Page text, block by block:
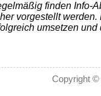
finden Info-
vorgestellt
umsetzen und
Copyright ©